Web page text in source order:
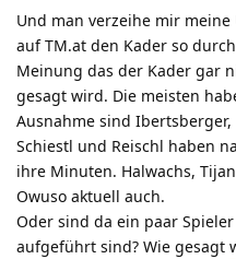
Und man verzeihe mir
auf TM.at den Kader so
Meinung das der Kader gar
gesagt wird. Die meisten
Ausnahme sind
Schiestl und Reischl haben
ihre Minuten. Halwachs,
Owuso aktuell auch.
Oder sind da ein paar
aufgeführt sind? Wie gesagt